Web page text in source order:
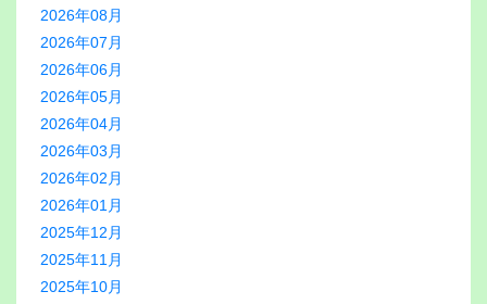
2026年08月
2026年07月
2026年06月
2026年05月
2026年04月
2026年03月
2026年02月
2026年01月
2025年12月
2025年11月
2025年10月